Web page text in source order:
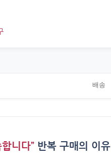
배송
니다” 반복 구매의 이유